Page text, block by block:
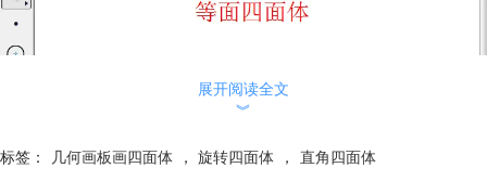
展开阅读全文
︾
标签： 几何画板画四面体 ， 旋转四面体 ， 直角四面体